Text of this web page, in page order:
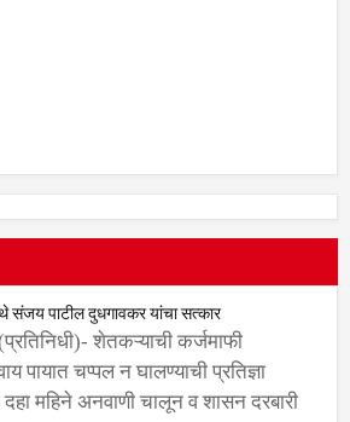
संजय पाटील दुधगावकर यांचा सत्कार
शेतकऱ्याची कर्जमाफी
पायात चप्पल न घालण्याची प्रतिज्ञा